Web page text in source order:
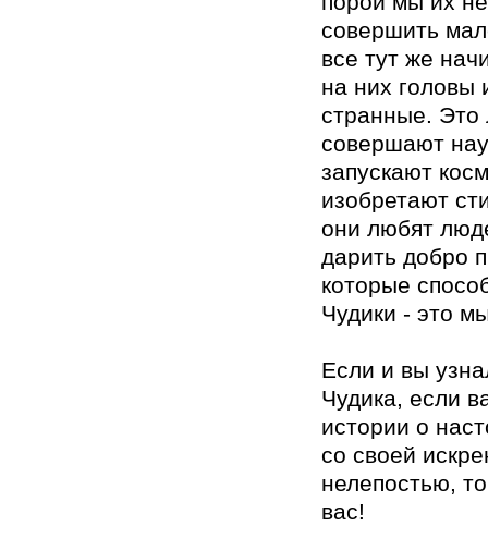
совершить
все тут же
на них головы
странные. Это
совершают
запускают
изобретают
они любят
дарить добро
которые
Чудики - это
Если и вы
Чудика, если
истории о
со своей
нелепостью,
вас!